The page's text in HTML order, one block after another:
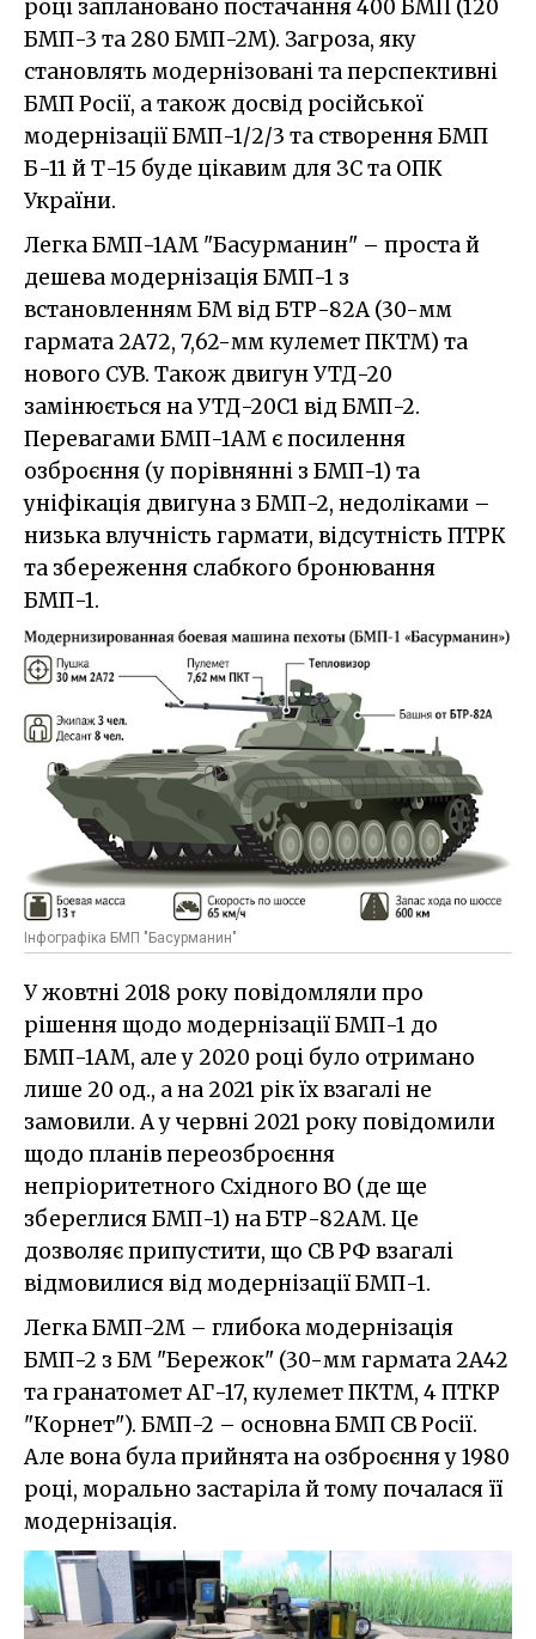
році заплановано постачання 400 БМП (120
БМП-3 та 280 БМП-2М). Загроза, яку
становлять модернізовані та перспективні
БМП Росії, а також досвід російської
модернізації БМП-1/2/3 та створення БМП
Б-11 й Т-15 буде цікавим для ЗС та ОПК
України.
Легка БМП-1АМ "Басурманин" – проста й
дешева модернізація БМП-1 з
встановленням БМ від БТР-82А (30-мм
гармата 2А72, 7,62-мм кулемет ПКТМ) та
нового СУВ. Також двигун УТД-20
замінюється на УТД-20С1 від БМП-2.
Перевагами БМП-1АМ є посилення
озброєння (у порівнянні з БМП-1) та
уніфікація двигуна з БМП-2, недоліками –
низька влучність гармати, відсутність ПТРК
та збереження слабкого бронювання
БМП-1.
Інфографіка БМП "Басурманин"
У жовтні 2018 року повідомляли про
рішення щодо модернізації БМП-1 до
БМП-1АМ, але у 2020 році було отримано
лише 20 од., а на 2021 рік їх взагалі не
замовили. А у червні 2021 року повідомили
щодо планів переозброєння
непріоритетного Східного ВО (де ще
збереглися БМП-1) на БТР-82АМ. Це
дозволяє припустити, що СВ РФ взагалі
відмовилися від модернізації БМП-1.
Легка БМП-2М – глибока модернізація
БМП-2 з БМ "Бережок" (30-мм гармата 2А42
та гранатомет АГ-17, кулемет ПКТМ, 4 ПТКР
"Корнет"). БМП-2 – основна БМП СВ Росії.
Але вона була прийнята на озброєння у 1980
році, морально застаріла й тому почалася її
модернізація.